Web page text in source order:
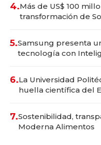
4.Más de US$ 100
transformación de
5.Samsung presenta
tecnología con
6.La Universidad
huella científica del
7.Sostenibilidad,
Moderna Alimentos